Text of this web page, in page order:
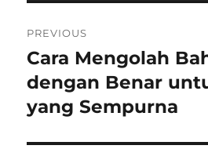
navigation
PREVIOUS
Previous
post:
Cara Mengolah
dengan Benar
yang Sempurna